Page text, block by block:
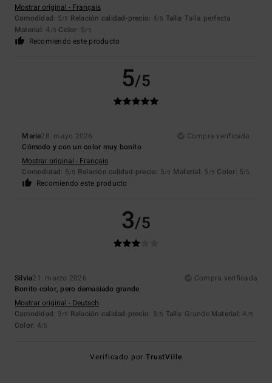
Mostrar original - Français
Comodidad: 5/5 Relación calidad-precio: 4/5 Talla: Talla perfecta
Material: 4 /5 Color: 5/5
Recomiendo este producto
5/5
Marie28. mayo 2026
Compra verificada
Cómodo y con un color muy bonito
Mostrar original - Français
Comodidad: 5/5 Relación calidad-precio: 5/5 Material: 5 /5 Color: 5/5
Recomiendo este producto
3/5
Silvia21. marzo 2026
Compra verificada
Bonito color, pero demasiado grande
Mostrar original - Deutsch
Comodidad: 3/5 Relación calidad-precio: 3/5 Talla: Grande Material: 4 /5
Color: 4/5
Verificado porTrustVille